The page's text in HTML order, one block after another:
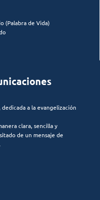
(Palabra de Vida)
a la evangelización
clara, sencilla y
de un mensaje de